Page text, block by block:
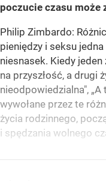
poczucie czasu może
Philip Zimbardo:
pieniędzy i seksu
niesnasek. Kiedy
na przyszłość, a drugi
nieodpowiedzialna",
wywołane przez te
życia rodzinnego,
i spędzania wolnego